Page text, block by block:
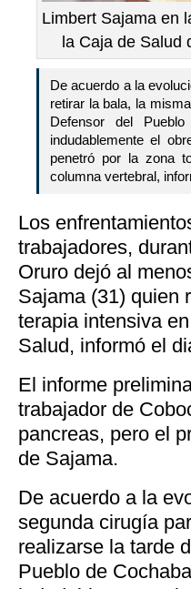
Limbert Sajama en
la Caja de Salud
De acuerdo a la
retirar la bala, la
Defensor del
indudablemente el
penetró por la zona
columna vertebral,
Los
trabajadores,
Oruro dejó al
Sajama (31) quien
terapia intensiva
Salud, informó el
El informe
trabajador de
pancreas, pero el
de Sajama.
De acuerdo a la
segunda cirugía
realizarse la tarde
Pueblo de